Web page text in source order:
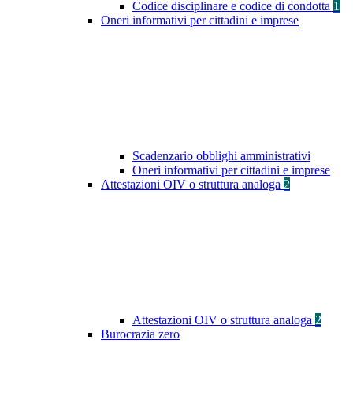
Codice disciplinare e codice di condotta 1
Oneri informativi per cittadini e imprese
Scadenzario obblighi amministrativi
Oneri informativi per cittadini e imprese
Attestazioni OIV o struttura analoga 2
Attestazioni OIV o struttura analoga 2
Burocrazia zero